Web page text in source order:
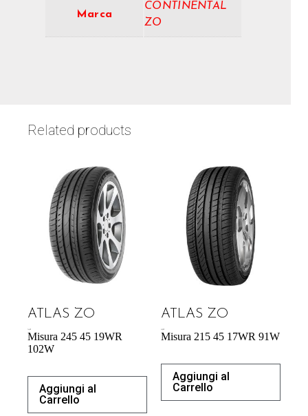
Marca
CONTINENTAL
ZO
Related products
ATLAS ZO
Misura 245 45 19WR
102W
Aggiungi al
Carrello
ATLAS ZO
Misura 215 45 17WR 91W
Aggiungi al
Carrello